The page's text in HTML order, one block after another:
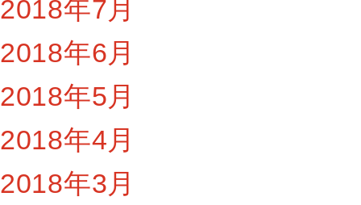
2018年7月
2018年6月
2018年5月
2018年4月
2018年3月